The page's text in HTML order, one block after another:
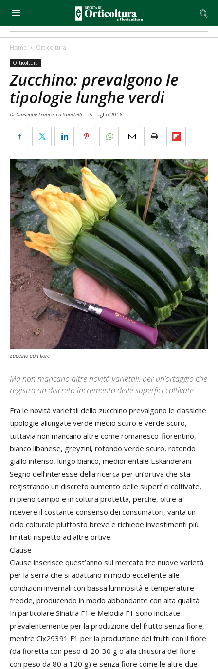
Home Orticoltura
Orticoltura
Zucchino: prevalgono le
tipologie lunghe verdi
Di Giuseppe Francesco Sportelli - 5 Luglio 2016
zuccino con fiore
Ma non mancano altre novità varietali, per un’ortaggio che
registra un discreto incremento delle superfici coltivate
Fra le novità varietali dello zucchino prevalgono le classiche
tipologie allungate verde medio scuro e verde scuro,
tuttavia non mancano altre come romanesco-fiorentino,
bianco libanese, greyzini, rotondo verde scuro, rotondo
giallo intenso, lungo bianco, mediorientale Eskanderani.
Segno dell’interesse della ricerca per un’ortiva che sta
registrando un discreto aumento delle superfici coltivate,
in pieno campo e in coltura protetta, perché, oltre a
ricevere il costante consenso dei consumatori, vanta un
ciclo colturale piuttosto breve e richiede investimenti più
limitati rispetto ad altre ortive.
Clause
Clause inserisce quest’anno sul mercato tre nuove varietà
per la serra che si adattano in modo eccellente alle
condizioni invernali con bassa luminosità e temperature
fredde, producendo in modo abbondante con alta qualità.
In particolare Sinatra F1 e Melodia F1 sono indicate
prevalentemente per la produzione del frutto senza fiore,
mentre Clx29391 F1 per la produzione dei frutti con il fiore
(da fioretta con peso di 20-30 g o alla chiusura del fiore
con peso da 80 a 120 g) e senza fiore come le altre due